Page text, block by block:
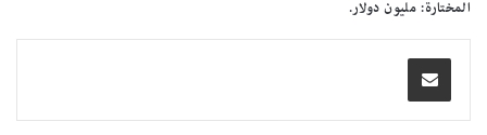
المختارة: مليون دولار.